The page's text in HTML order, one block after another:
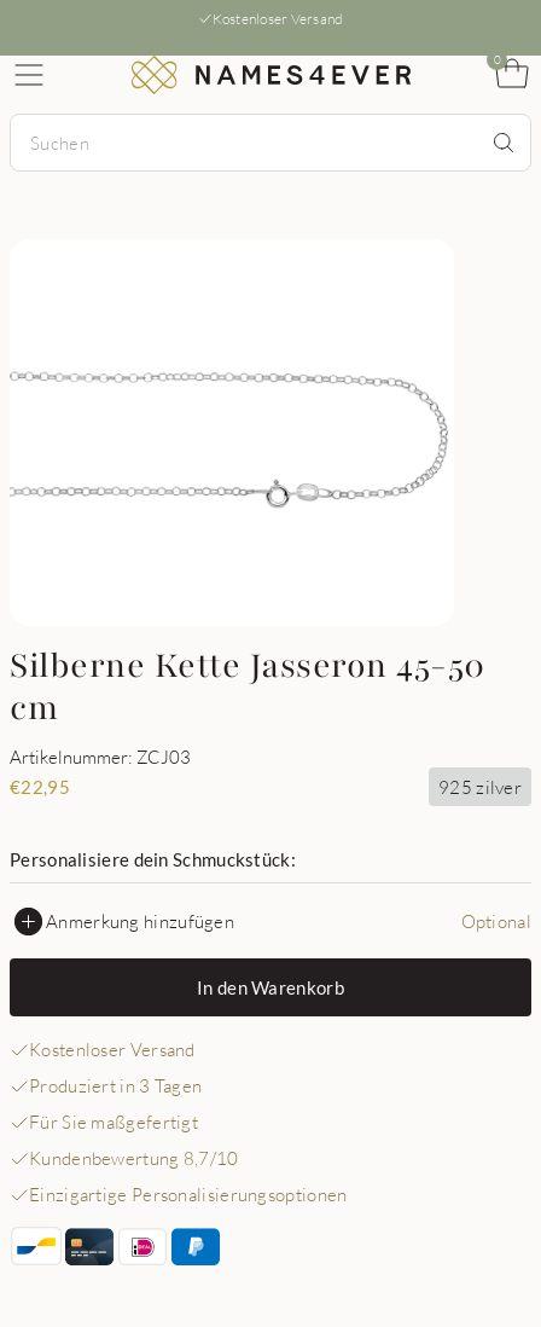
Kostenloser Versand
0
Silberne Kette Jasseron 45-50
cm
Artikelnummer: ZCJ03
€22,95 925 zilver
Personalisiere dein Schmuckstück:
Anmerkung hinzufügen Optional
In den Warenkorb
Kostenloser Versand
Produziert in 3 Tagen
Für Sie maßgefertigt
Kundenbewertung 8,7/10
Einzigartige Personalisierungsoptionen